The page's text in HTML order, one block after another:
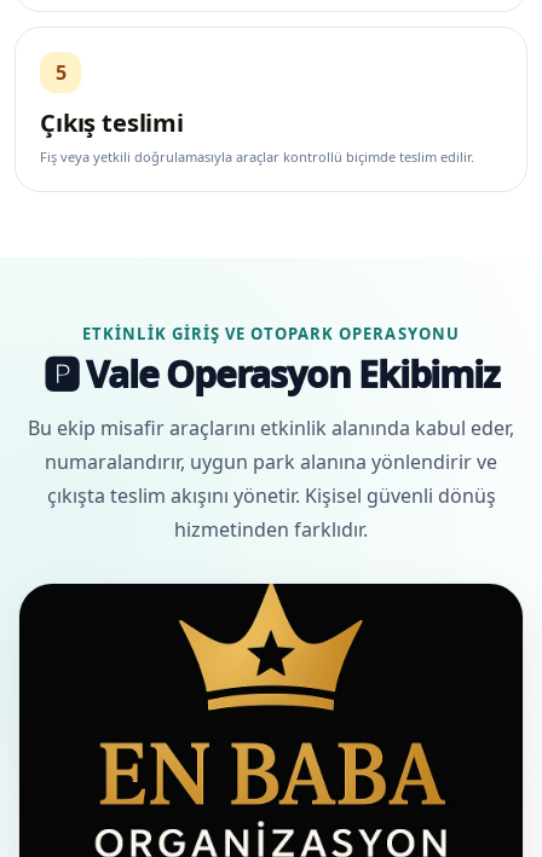
5
Çıkış teslimi
Fiş veya yetkili doğrulamasıyla araçlar kontrollü biçimde teslim edilir.
ETKINLIK GIRIŞ VE OTOPARK OPERASYONU
🅿️ Vale Operasyon Ekibimiz
Bu ekip misafir araçlarını etkinlik alanında kabul eder,
numaralandırır, uygun park alanına yönlendirir ve
çıkışta teslim akışını yönetir. Kişisel güvenli dönüş
hizmetinden farklıdır.